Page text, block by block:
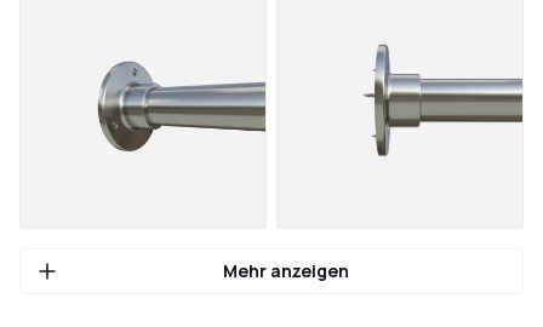
Mehr anzeigen